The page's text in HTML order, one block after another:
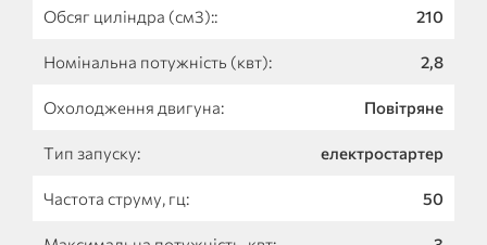
Обсяг циліндра (см3):: 210
Номінальна потужність (квт): 2,8
Охолодження двигуна: Повітряне
Тип запуску: електростартер
Частота струму, гц: 50